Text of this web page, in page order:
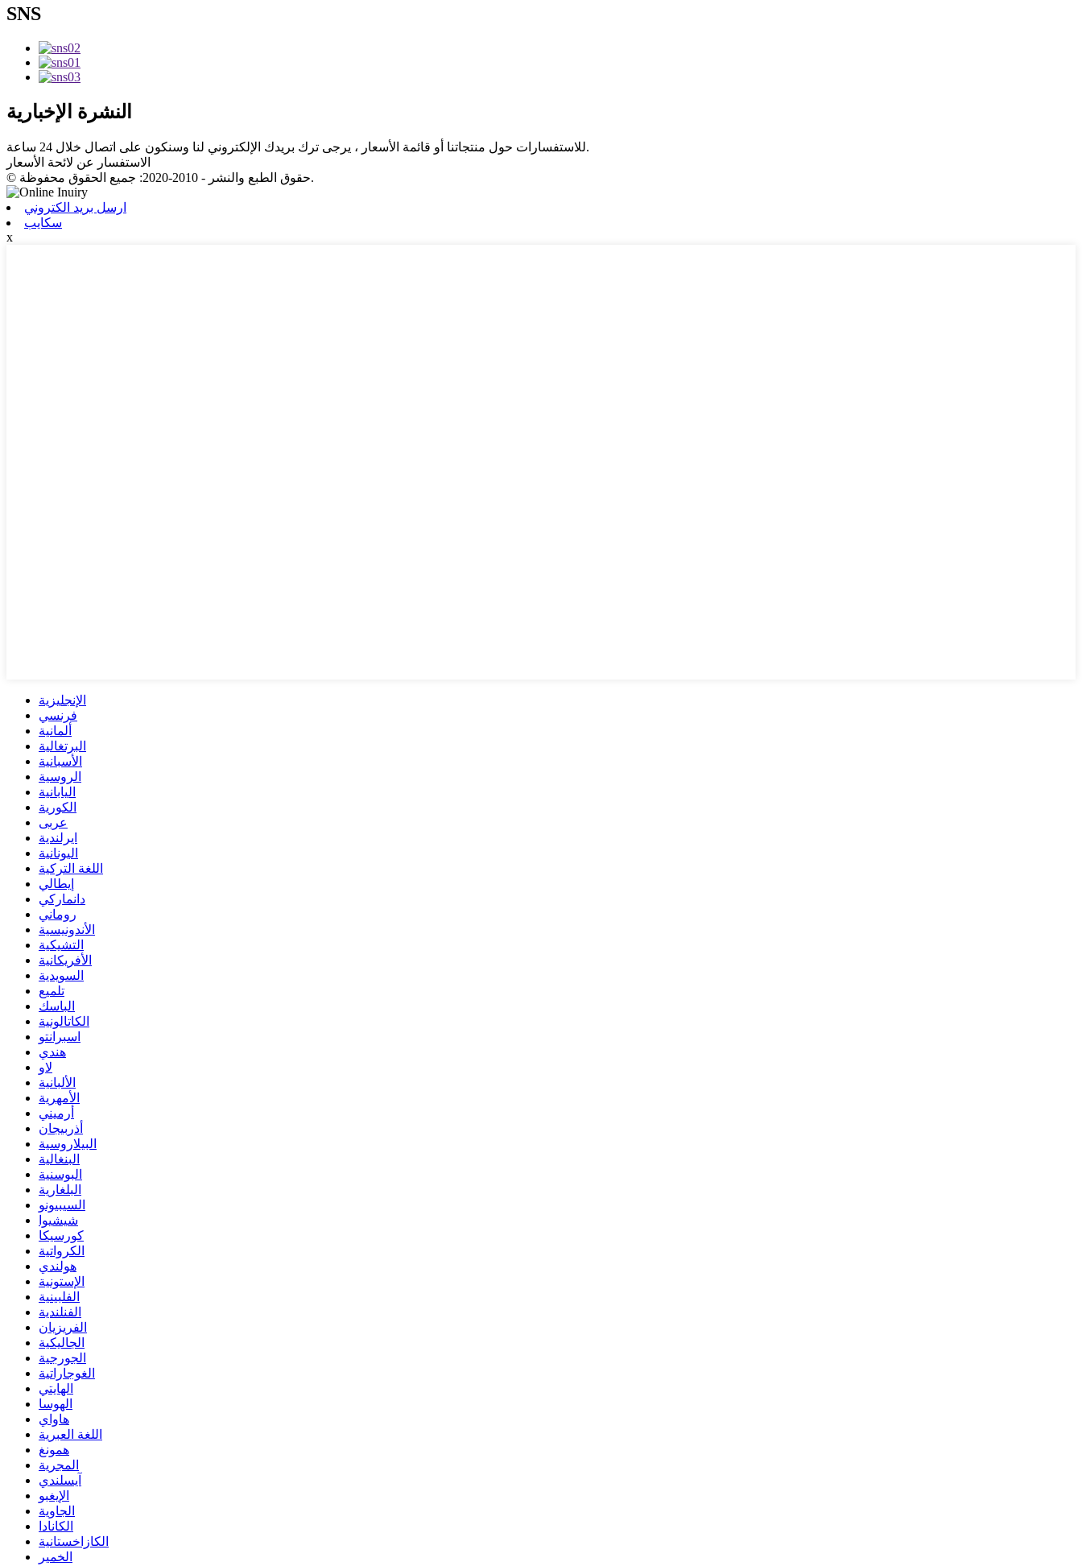
SNS
النشرة الإخبارية
للاستفسارات حول منتجاتنا أو قائمة الأسعار ، يرجى ترك بريدك الإلكتروني لنا وسنكون على اتصال خلال 24 ساعة.
الاستفسار عن لائحة الأسعار
© حقوق الطبع والنشر - 2010-2020: جميع الحقوق محفوظة.
ارسل بريد الكتروني
سكايب
x
الإنجليزية
فرنسي
ألمانية
البرتغالية
الأسبانية
الروسية
اليابانية
الكورية
عربى
ايرلندية
اليونانية
اللغة التركية
إيطالي
دانماركي
روماني
الأندونيسية
التشيكية
الأفريكانية
السويدية
تلميع
الباسك
الكاتالونية
اسبرانتو
هندي
لاو
الألبانية
الأمهرية
أرميني
أذربيجان
البيلاروسية
البنغالية
البوسنية
البلغارية
السيبيونو
شيشيوا
كورسيكا
الكرواتية
هولندي
الإستونية
الفلبينية
الفنلندية
الفريزيان
الجاليكية
الجورجية
الغوجاراتية
الهايتي
الهوسا
هاواي
اللغة العبرية
همونغ
المجرية
آيسلندي
الإيغبو
الجاوية
الكانادا
الكازاخستانية
الخمير